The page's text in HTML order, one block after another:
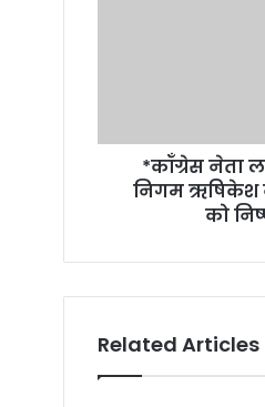
*कॉंग्रेस नेता
निगम ऋषिकेश
को
Related Articles